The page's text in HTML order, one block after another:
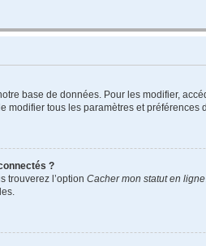
base de données. Pour les modifier,
modifier tous les paramètres et préférences
?
trouverez l’option Cacher mon statut en ligne